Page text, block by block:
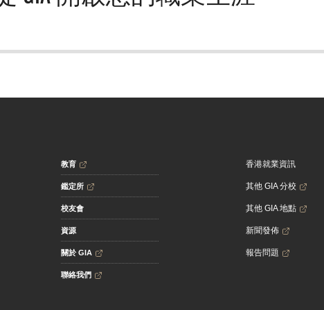
教育
鑑定所
校友會
資源
關於 GIA
聯絡我們
香港就業資訊
其他 GIA 分校
其他 GIA 地點
新聞發佈
報告問題